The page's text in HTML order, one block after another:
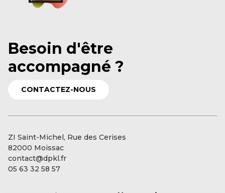
Besoin d'être
accompagné ?
CONTACTEZ-NOUS
ZI Saint-Michel, Rue des Cerises
82000 Moissac
contact@dpkl.fr
05 63 32 58 57